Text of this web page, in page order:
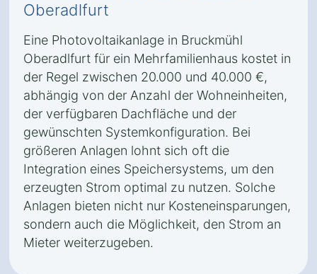
Oberadlfurt
Eine Photovoltaikanlage in Bruckmühl
Oberadlfurt für ein Mehrfamilienhaus kostet in
der Regel zwischen 20.000 und 40.000 €,
abhängig von der Anzahl der Wohneinheiten,
der verfügbaren Dachfläche und der
gewünschten Systemkonfiguration. Bei
größeren Anlagen lohnt sich oft die
Integration eines Speichersystems, um den
erzeugten Strom optimal zu nutzen. Solche
Anlagen bieten nicht nur Kosteneinsparungen,
sondern auch die Möglichkeit, den Strom an
Mieter weiterzugeben.